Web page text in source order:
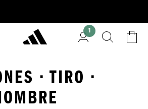
1
· TIRO ·